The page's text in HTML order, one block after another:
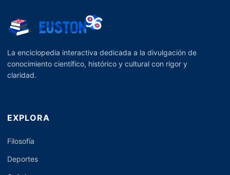
La enciclopedia interactiva dedicada a la divulgación de
conocimiento científico, histórico y cultural con rigor y
claridad.
EXPLORA
Filosofía
Deportes